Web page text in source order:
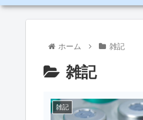
ホーム 雑記
雑記
雑記